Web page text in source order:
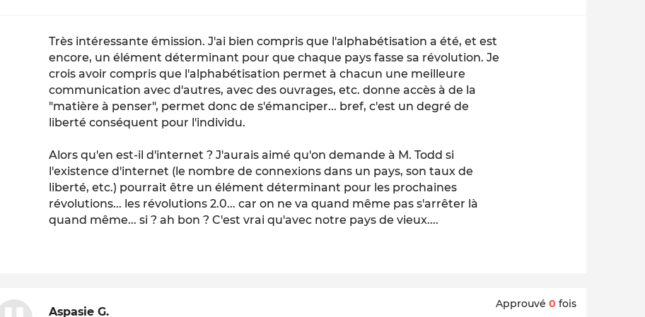
Très intéressante émission. J'ai bien compris que l'alphabétisation a été, et est
encore, un élément déterminant pour que chaque pays fasse sa révolution. Je
crois avoir compris que l'alphabétisation permet à chacun une meilleure
communication avec d'autres, avec des ouvrages, etc. donne accès à de la
"matière à penser", permet donc de s'émanciper... bref, c'est un degré de
liberté conséquent pour l'individu.
Alors qu'en est-il d'internet ? J'aurais aimé qu'on demande à M. Todd si
l'existence d'internet (le nombre de connexions dans un pays, son taux de
liberté, etc.) pourrait être un élément déterminant pour les prochaines
révolutions... les révolutions 2.0... car on ne va quand même pas s'arrêter là
quand même... si ? ah bon ? C'est vrai qu'avec notre pays de vieux....
Aspasie G.
Approuvé 0 fois